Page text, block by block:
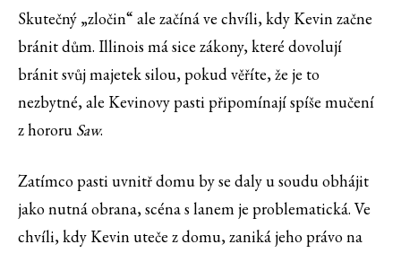
Skutečný „zločin“ ale začíná ve chvíli, kdy Kevin začne
bránit dům. Illinois má sice zákony, které dovolují
bránit svůj majetek silou, pokud věříte, že je to
nezbytné, ale Kevinovy pasti připomínají spíše mučení
z hororu Saw.
Zatímco pasti uvnitř domu by se daly u soudu obhájit
jako nutná obrana, scéna s lanem je problematická. Ve
chvíli, kdy Kevin uteče z domu, zaniká jeho právo na